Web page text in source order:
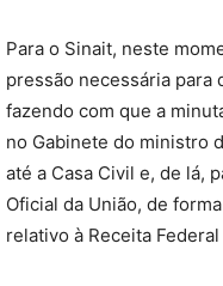
Para o Sinait, neste
pressão necessária para
fazendo com que a
no Gabinete do ministro
até a Casa Civil e, de lá,
Oficial da União, de
relativo à Receita